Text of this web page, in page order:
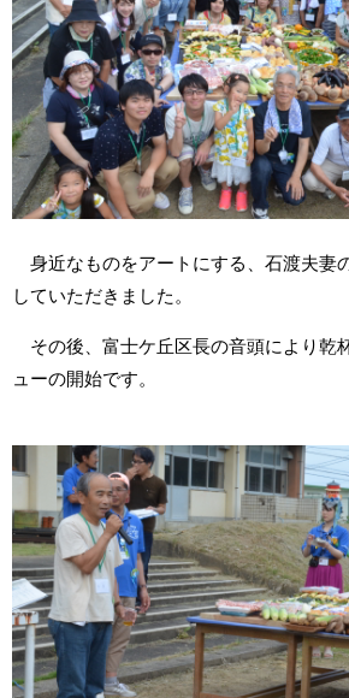
身近なものをアートにする、石渡夫妻
していただきました。
その後、富士ケ丘区長の音頭により乾
ューの開始です。